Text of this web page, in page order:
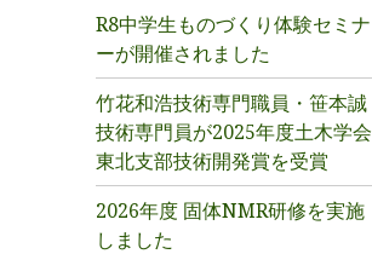
R8中学生ものづくり体験セミナ
ーが開催されました
竹花和浩技術専門職員・笹本誠
技術専門員が2025年度土木学会
東北支部技術開発賞を受賞
2026年度 固体NMR研修を実施
しました